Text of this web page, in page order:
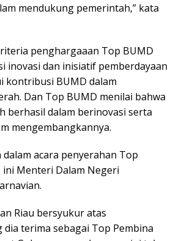
mendukung pemerintah,” kata
penghargaaan Top BUMD
inovasi dan inisiatif pemberdayaan
kontribusi BUMD dalam
Dan Top BUMD menilai bahwa
berhasil dalam berinovasi serta
mengembangkannya.
acara penyerahan Top
ini Menteri Dalam Negeri
Riau bersyukur atas
terima sebagai Top Pembina